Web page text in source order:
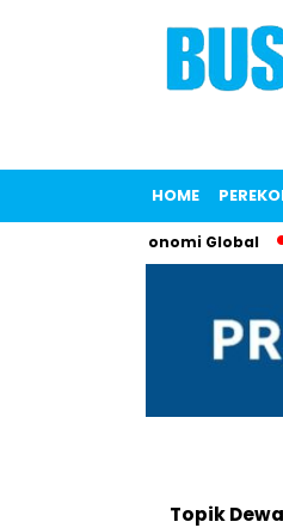
HOME
Isolasi Ekonomi Global
Topik